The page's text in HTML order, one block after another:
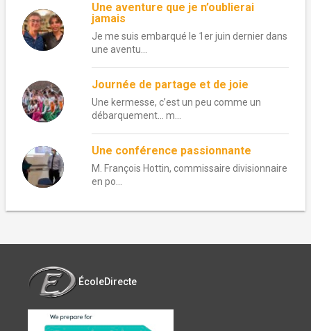
Une aventure que je n’oublierai
jamais
Je me suis embarqué le 1er juin dernier dans
une aventu...
Journée de partage et de joie
Une kermesse, c’est un peu comme un
débarquement… m...
Une conférence passionnante
M. François Hottin, commissaire divisionnaire
en po...
ÉcoleDirecte